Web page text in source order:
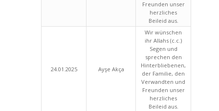
Freunden unser
herzliches
Beileid aus.
24.01.2025 Ayşe Akça
Wir wünschen
ihr Allahs (c.c.)
Segen und
sprechen den
Hinterbliebenen,
der Familie, den
Verwandten und
Freunden unser
herzliches
Beileid aus.